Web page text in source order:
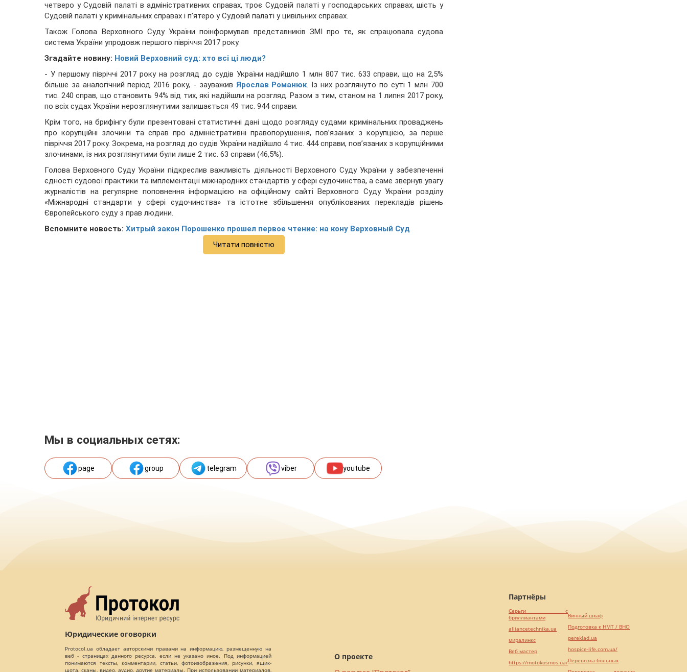
четверо у Судовій палаті в адміністративних справах, троє Судовій палаті у господарських справах, шість у
Судовій палаті у кримінальних справах і п’ятеро у Судовій палаті у цивільних справах.
Також Голова Верховного Суду України поінформував представників ЗМІ про те, як спрацювала судова
система України упродовж першого півріччя 2017 року.
Згадайте новину: Новий Верховний суд: хто всі ці люди?
- У першому півріччі 2017 року на розгляд до судів України надійшло 1 млн 807 тис. 633 справи, що на 2,5%
більше за аналогічний період 2016 року, - зауважив Ярослав Романюк. Із них розглянуто по суті 1 млн 700
тис. 240 справ, що становить 94% від тих, які надійшли на розгляд. Разом з тим, станом на 1 липня 2017 року,
по всіх судах України нерозглянутими залишається 49 тис. 944 справи.
Крім того, на брифінгу були презентовані статистичні дані щодо розгляду судами кримінальних проваджень
про корупційні злочини та справ про адміністративні правопорушення, пов’язаних з корупцією, за перше
півріччя 2017 року. Зокрема, на розгляд до судів України надійшло 4 тис. 444 справи, пов’язаних з корупційними
злочинами, із них розглянутими були лише 2 тис. 63 справи (46,5%).
Голова Верховного Суду України підкреслив важливість діяльності Верховного Суду України у забезпеченні
єдності судової практики та імплементації міжнародних стандартів у сфері судочинства, а саме звернув увагу
журналістів на регулярне поповнення інформацією на офіційному сайті Верховного Суду України розділу
«Міжнародні стандарти у сфері судочинства» та істотне збільшення опублікованих перекладів рішень
Європейського суду з прав людини.
Вспомните новость: Хитрый закон Порошенко прошел первое чтение: на кону Верховный Суд
Читати повністю
Мы в социальных сетях:
page group telegram viber youtube
Юридические оговорки
Protocol.ua обладает авторскими правами на информацию, размещенную на
веб - страницах данного ресурса, если не указано иное. Под информацией
понимаются тексты, комментарии, статьи, фотоизображения, рисунки, ящик-
шота, сканы, видео, аудио, другие материалы. При использовании материалов,
О проекте
Партнёры
Серьги с
бриллиантами
alliancetechnika.ua
миралинкс
Веб мастер
https://motokosmos.ua/
Винный шкаф
Подготовка к НМТ / ВНО
pereklad.ua
hospice-life.com.ua/
Перевозка больных